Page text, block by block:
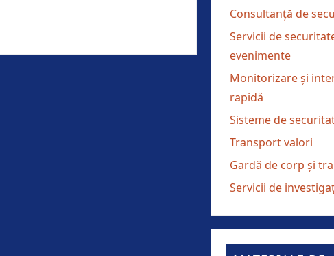
Consultanță de
Servicii de
evenimente
Monitorizare și
rapidă
Sisteme de
Transport valori
Gardă de corp și
Servicii de